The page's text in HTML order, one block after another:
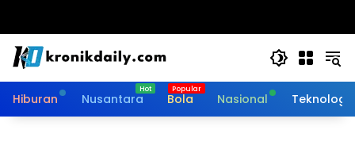
Hiburan Nusantara Bola Nasional Teknologi